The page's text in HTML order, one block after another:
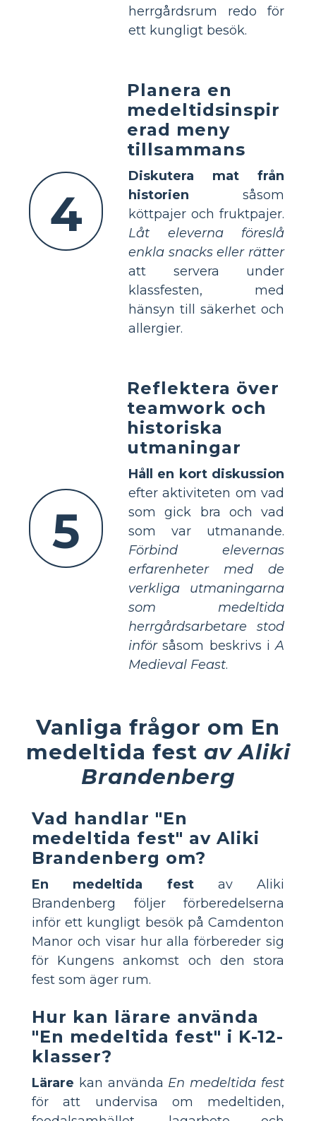
herrgårdsrum redo för
ett kungligt besök.
4
Planera en
medeltidsinspir
erad meny
tillsammans
Diskutera mat från
historien såsom
köttpajer och fruktpajer.
Låt eleverna föreslå
enkla snacks eller rätter
att servera under
klassfesten, med
hänsyn till säkerhet och
allergier.
5
Reflektera över
teamwork och
historiska
utmaningar
Håll en kort diskussion
efter aktiviteten om vad
som gick bra och vad
som var utmanande.
Förbind elevernas
erfarenheter med de
verkliga utmaningarna
som medeltida
herrgårdsarbetare stod
införsåsom beskrivs iA
Medieval Feast.
Vanliga frågor om En
medeltida fest av Aliki
Brandenberg
Vad handlar "En
medeltida fest" av Aliki
Brandenberg om?
En medeltida festav Aliki
Brandenberg följer förberedelserna
inför ett kungligt besök på Camdenton
Manor och visar hur alla förbereder sig
för Kungens ankomst och den stora
fest som äger rum.
Hur kan lärare använda
"En medeltida fest" i K-12-
klasser?
Lärare kan använda En medeltida fest
för att undervisa om medeltiden,